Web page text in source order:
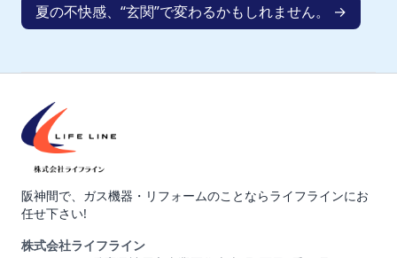
夏の不快感、“玄関”で変わるかもしれません。 →
阪神間で、ガス機器・リフォームのことならライフラインにお
任せ下さい!
株式会社ライフライン